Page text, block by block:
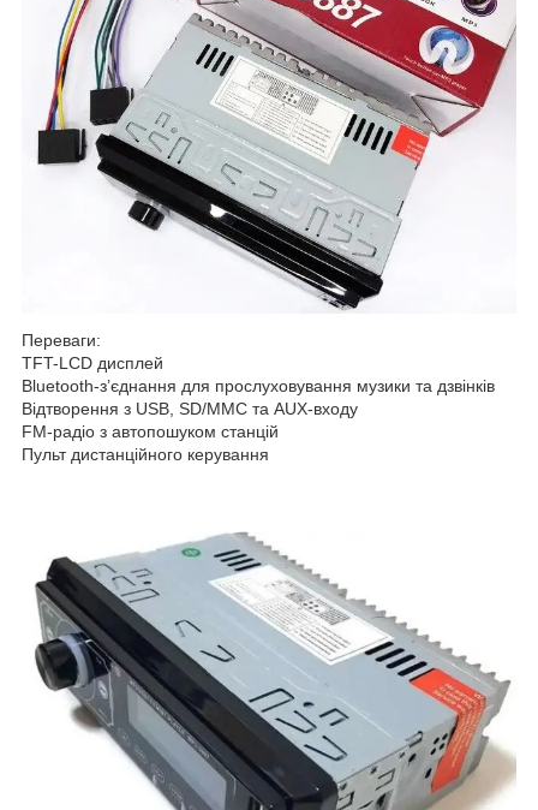
Переваги:
TFT-LCD дисплей
Bluetooth-зʼєднання для прослуховування музики та дзвінків
Відтворення з USB, SD/MMC та AUX-входу
FM-радіо з автопошуком станцій
Пульт дистанційного керування